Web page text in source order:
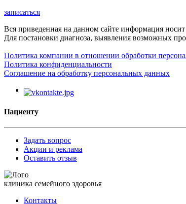
записаться
Вся приведенная на данном сайте информация
Для постановки диагноза, выявления возможных
Политика компании в отношении обработки
Политика конфиденциальности
Соглашение на обработку персональных данных
Пациенту
Задать вопрос
Акции и реклама
Оставить отзыв
клиника семейного здоровья
Контакты